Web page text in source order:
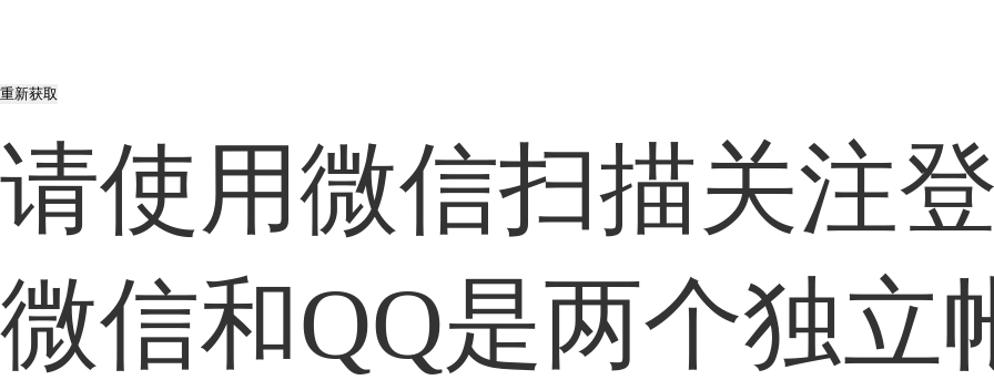
重新获取
请使用微信扫描关注
微信和QQ是两个独立